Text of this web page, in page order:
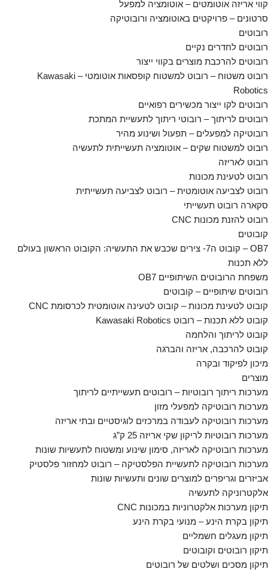
קווי אריזה אוטומטים – אוטומציה למפעל
סרטונים – פרויקטים באוטומציה ורובוטיקה
רובוטים
רובוטים לחדרים נקיים
רובוטים להרכבת מוצרים בקווי ייצור
רובוט משטוח – רובוט למשטוח קופסאות אוטומטי – Kawasaki
Robotics
רובוטים לקו ייצור מכשירים רפואיים
רובוטים לריתוך – רובוטי ריתוך לתעשיית המתכת
רובוטיקה למפעלים – תפעול ושינוע מהיר
רובוט למשטוח שקים – אוטומציה תעשייתית לתעשיה
רובוט לאריזה
רובוט לטעינת מכונות
רובוט לצביעה אוטומטית – רובוט לצביעה תעשייתית
סקארה רובוט תעשייתי
רובוט להזנת מכונות CNC
קובוטים
OB7 – קובוט ה7- צירים שכבש את התעשיה: הקובוט הראשון בעולם
ללא תכנות
משפחת הרובוטים השיתופיים OB7
רובוטים שיתופיים – קובוטים
קובוט לטעינת מכונות – קובוט לטעינה אוטומטית לכרסומת CNC
קובוט ללא תכנות – רובוט Kawasaki Robotics
קובוט לריתוך והלחמה
קובוט להרכבה, אריזה והברגה
מיכון לפיקוד ובקרה
מוצרים
מערכות ריתוך רובוטיות – רובוטים תעשייתיים לריתוך
מערכות רובוטיקה למפעלי מזון
מערכות רובוטיקה לעבודה במרכזים לוגיסטיים ובתי אריזה
מערכות רובוטיות לריקון שקי אריזה 25 ק”ג
מערכות רובוטיקה לאריזה, סימון שינוע ומשטוח לתעשיות שונות
מערכות רובוטיקה לתעשיית הפלסטיקה – רובוט למחזור פלסטיק
אביזרים וגריפרים למוצרים שונים ותעשיות שונות
אלקטרוניקה לתעשיה
תיקון מערכות אלקטרוניות במכונות CNC
תיקון בקרת הינע – מנועי בקרת הינע
תיקון מעגלים חשמליים
תיקון רובוטים וקובוטים
תיקון מסכים ושלטים של רובוטים